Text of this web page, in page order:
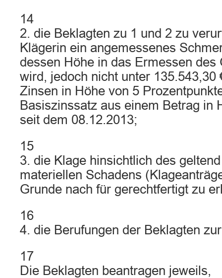
14
2. die Beklagten zu 1 und 2 zu
Klägerin ein angemessenes
dessen Höhe in das Ermessen des
wird, jedoch nicht unter 135.543,30
Zinsen in Höhe von 5
Basiszinssatz aus einem Betrag in
seit dem 08.12.2013;
15
3. die Klage hinsichtlich des
materiellen Schadens
Grunde nach für gerechtfertigt zu
16
4. die Berufungen der Beklagten
17
Die Beklagten beantragen jeweils,